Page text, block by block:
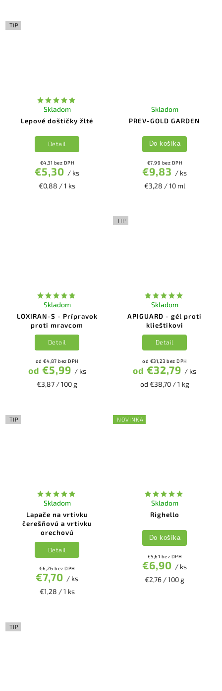
TIP
Lepové doštičky žlté
Skladom
€4,31 bez DPH
€5,30 / ks
€0,88 / 1 ks
Detail
PREV-GOLD GARDEN
Skladom
€7,99 bez DPH
€9,83 / ks
€3,28 / 10 ml
Do košíka
LOXIRAN-S - Prípravok
proti mravcom
Skladom
od €4,87 bez DPH
od €5,99 / ks
€3,87 / 100 g
Detail
TIP
APIGUARD - gél proti
klieštikovi
Skladom
od €31,23 bez DPH
od €32,79 / ks
od €38,70 / 1 kg
Detail
TIP
Lapače na vrtivku
čerešňovú a vrtivku
orechovú
Skladom
€6,26 bez DPH
€7,70 / ks
€1,28 / 1 ks
Detail
NOVINKA
Righello
Skladom
€5,61 bez DPH
€6,90 / ks
€2,76 / 100 g
Do košíka
TIP